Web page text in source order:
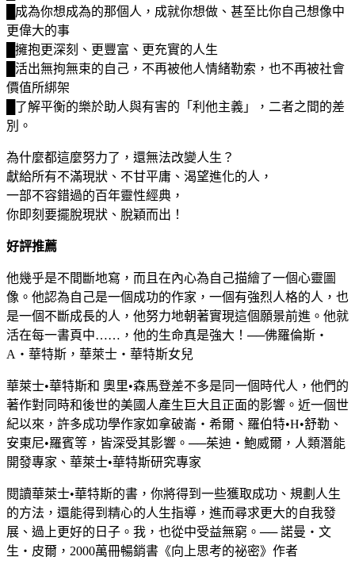
█成為你想成為的那個人，成就你想做、甚至比你自己想像中
更偉大的事
█擁抱更深刻、更豐富、更充實的人生
█活出無拘無束的自己，不再被他人情緒勒索，也不再被社會
價值所綁架
█了解平衡的樂於助人與有害的「利他主義」，二者之間的差
別。
為什麼都這麼努力了，還無法改變人生？
獻給所有不滿現狀、不甘平庸、渴望進化的人，
一部不容錯過的百年靈性經典，
你即刻要擺脫現狀、脫穎而出！
好評推薦
他幾乎是不間斷地寫，而且在內心為自己描繪了一個心靈圖
像。他認為自己是一個成功的作家，一個有強烈人格的人，也
是一個不斷成長的人，他努力地朝著實現這個願景前進。他就
活在每一書頁中……，他的生命真是強大！──佛羅倫斯‧
A‧華特斯，華萊士‧華特斯女兒
華萊士•華特斯和 奧里•森馬登差不多是同一個時代人，他們的
著作對同時和後世的美國人產生巨大且正面的影響。近一個世
紀以來，許多成功學作家如拿破崙‧希爾、羅伯特•H•舒勒、
安東尼•羅賓等，皆深受其影響。──茱迪‧鮑威爾，人類潛能
開發專家、華萊士•華特斯研究專家
閱讀華萊士•華特斯的書，你將得到一些獲取成功、規劃人生
的方法，還能得到精心的人生指導，進而尋求更大的自我發
展、過上更好的日子。我，也從中受益無窮。── 諾曼‧文
生‧皮爾，2000萬冊暢銷書《向上思考的祕密》作者